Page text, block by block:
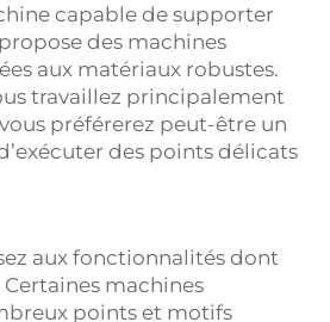
capable de supporter
des machines
aux matériaux robustes.
travaillez principalement
préférerez peut-être un
des points délicats
aux fonctionnalités dont
Certaines machines
points et motifs